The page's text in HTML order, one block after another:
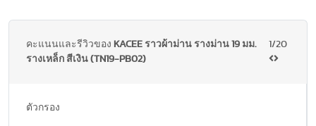
คะแนนและรีวิวของ KACEE ราวผ้าม่าน รางม่าน 19 มม.
รางเหล็ก สีเงิน (TN19-PB02)
1/20
ตัวกรอง